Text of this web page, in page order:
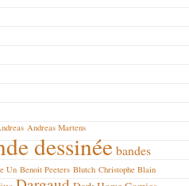
Andreas Martens
dessinéebandes
Un Benoit Peeters Blutch Christophe Blain